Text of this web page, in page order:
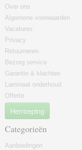
Over ons
Algemene voorwaarden
Vacatures
Privacy
Retourneren
Bezorg service
Garantie & klachten
Laminaat onderhoud
Offerte
Herroeping
Categorieën
Aanbiedingen